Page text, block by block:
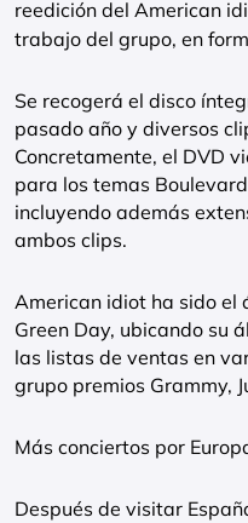
reedición del American
trabajo del grupo, en
Se recogerá el disco
pasado año y diversos
Concretamente, el DVD
para los temas
incluyendo además
ambos clips.
American idiot ha sido el
Green Day, ubicando su
las listas de ventas en
grupo premios Grammy,
Más conciertos por
Después de visitar